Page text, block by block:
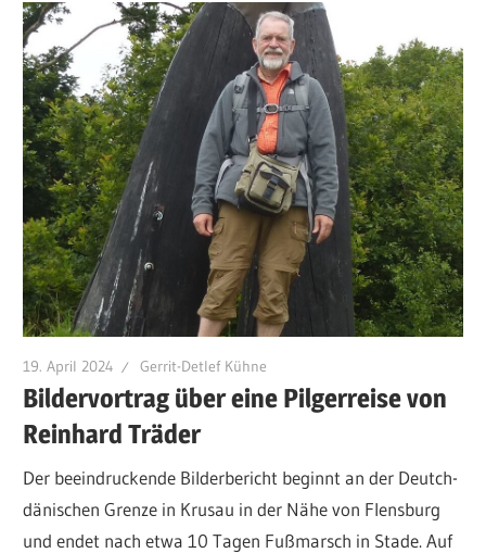
19. April 2024 Gerrit-Detlef Kühne
Bildervortrag über eine Pilgerreise von
Reinhard Träder
Der beeindruckende Bilderbericht beginnt an der Deutch-
dänischen Grenze in Krusau in der Nähe von Flensburg
und endet nach etwa 10 Tagen Fußmarsch in Stade. Auf